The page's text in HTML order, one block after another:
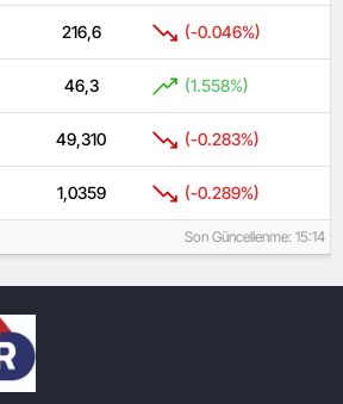
216,6 (-0.046%)
46,3 (1.558%)
49,310 (-0.283%)
1,0359 (-0.289%)
Son Güncellenme: 15:14